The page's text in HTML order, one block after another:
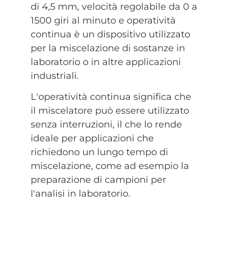
di 4,5 mm, velocità regolabile da 0 a
1500 giri al minuto e operatività
continua è un dispositivo utilizzato
per la miscelazione di sostanze in
laboratorio o in altre applicazioni
industriali.
L'operatività continua significa che
il miscelatore può essere utilizzato
senza interruzioni, il che lo rende
ideale per applicazioni che
richiedono un lungo tempo di
miscelazione, come ad esempio la
preparazione di campioni per
l'analisi in laboratorio.